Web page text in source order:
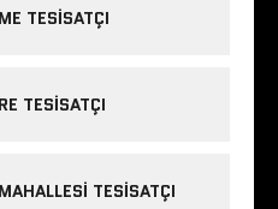
TESISATÇI
TESISATÇI
TESISATÇI